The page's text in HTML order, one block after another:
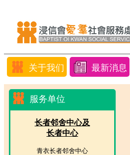
关于我们 最新消息
服务单位
长者邻舍中心及
长者中心
青衣长者邻舍中心